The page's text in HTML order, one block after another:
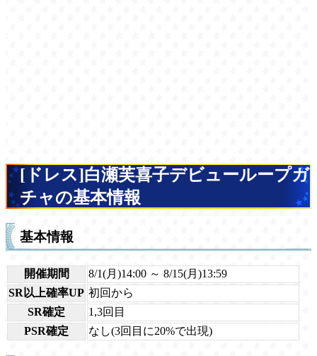
[ドレス]白瀬芙喜子デビューループガ
チャの基本情報
基本情報
開催期間
8/1(月)14:00 ～ 8/15(月)13:59
SR以上確率UP 初回から
SR確定
1,3回目
PSR確定
なし(3回目に20%で出現)